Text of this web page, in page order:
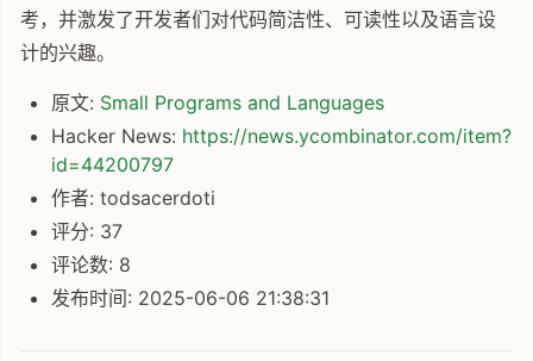
考，并激发了开发者们对代码简洁性、可读性以及语言设
计的兴趣。
原文: Small Programs and Languages
Hacker News: https://news.ycombinator.com/item?
id=44200797
作者: todsacerdoti
评分: 37
评论数: 8
发布时间: 2025-06-06 21:38:31